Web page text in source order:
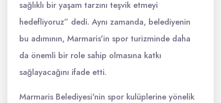
sağlıklı bir yaşam tarzını teşvik etmeyi
hedefliyoruz” dedi. Aynı zamanda, belediyenin
bu adımının, Marmaris'in spor turizminde daha
da önemli bir role sahip olmasına katkı
sağlayacağını ifade etti.
Marmaris Belediyesi'nin spor kulüplerine yönelik